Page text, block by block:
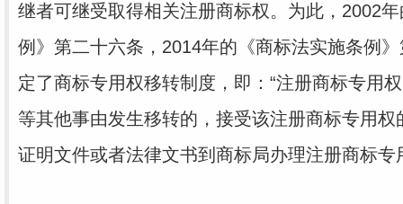
继者可继受取得相关注册商标权。为此，2002
例》第二十六条，2014年的《商标法实施条例
定了商标专用权移转制度，即：“注册商标专用
等其他事由发生移转的，接受该注册商标专用权
证明文件或者法律文书到商标局办理注册商标专